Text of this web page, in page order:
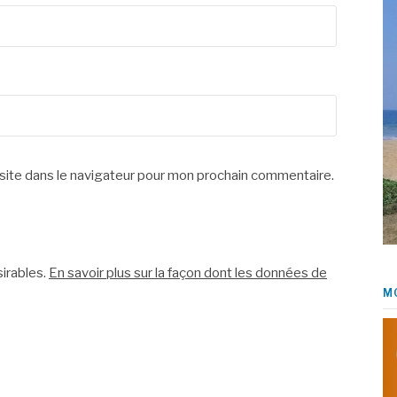
dans le navigateur pour mon prochain commentaire.
En savoir plus sur la façon dont les données de